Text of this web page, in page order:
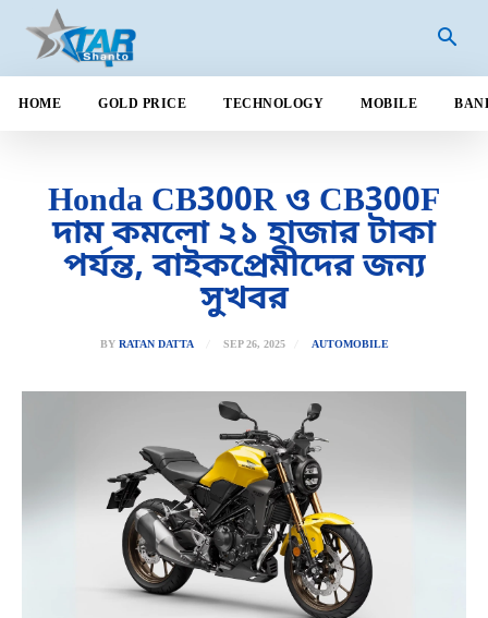
HOME GOLD PRICE TECHNOLOGY MOBILE
Honda CB300R ও CB300F
দাম কমলো ২১ হাজার টাকা
পর্যন্ত, বাইকপ্রেমীদের জন্য
সুখবর
BY RATAN DATTA SEP 26, 2025 AUTOMOBILE